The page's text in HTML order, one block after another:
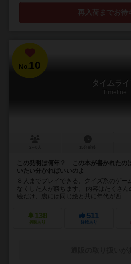
再入荷までお待
No. 10
タイムラ
Timeline
この発明は何年？ この本が書かれた
いたい分かればいいのよ
８人までプレイできる、クイズ系のゲー
なくした人が勝ちます。 内容はたくさ
絵だけ、裏には同じ絵と共に年代が西...
138
興味あり
511
経験あり